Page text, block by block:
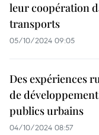
leur coopération
transports
05/10/2024 09:05
Des expériences
de
publics urbains
04/10/2024 08:57